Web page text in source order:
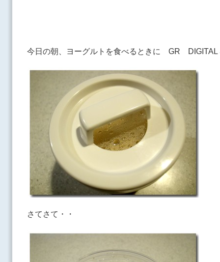
今日の朝、ヨーグルトを食べるときに GR
さてさて・・